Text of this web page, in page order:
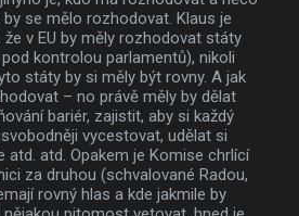
by se mělo rozhodovat. Klaus je
v EU by měly rozhodovat státy
kontrolou parlamentů), nikoli
státy by si měly být rovny. A jak
– no právě měly by dělat
bariér, zajistit, aby si každý
vycestovat, udělat si
atd. atd. Opakem je Komise chrlící
za druhou (schvalované Radou,
rovný hlas a kde jakmile by